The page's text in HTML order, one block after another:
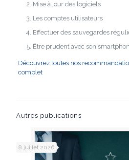
Mise à jour des logiciels
Les comptes utilisateurs
Effectuer des sauvegardes
Être prudent avec son
Découvrez toutes nos
complet
Autres publications
8 juillet 2026